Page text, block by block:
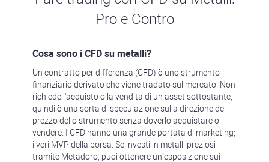
Pro e Contro
Cosa sono i CFD su metalli?
Un contratto per differenza (CFD) è uno strumento
finanziario derivato che viene tradato sul mercato. Non
richiede l'acquisto o la vendita di un asset sottostante,
quindi è una sorta di speculazione sulla direzione del
prezzo dello strumento senza doverlo acquistare o
vendere. I CFD hanno una grande portata di marketing;
i veri MVP della borsa. Se investi in metalli preziosi
tramite Metadoro, puoi ottenere un’esposizione sui